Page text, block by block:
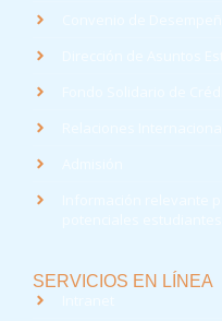
SERVICIOS EN LÍNEA